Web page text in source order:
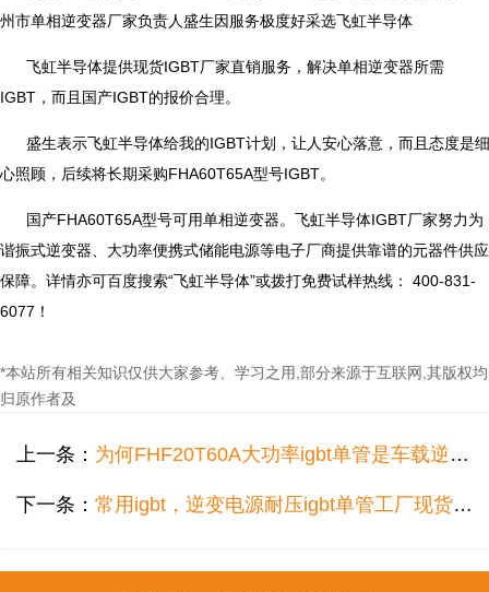
州市单相逆变器厂家负责人盛生因服务极度好采选飞虹半导体
飞虹半导体提供现货IGBT厂家直销服务，解决单相逆变器所需
IGBT，而且国产IGBT的报价合理。
盛生表示飞虹半导体给我的IGBT计划，让人安心落意，而且态度是细
心照顾，后续将长期采购FHA60T65A型号IGBT。
国产FHA60T65A型号可用单相逆变器。飞虹半导体IGBT厂家努力为
谐振式逆变器、大功率便携式储能电源等电子厂商提供靠谱的元器件供应
保障。详情亦可百度搜索“飞虹半导体”或拨打免费试样热线： 400-831-
6077！
*本站所有相关知识仅供大家参考、学习之用,部分来源于互联网,其版权均
归原作者及
上一条： 为何FHF20T60A大功率igbt单管是车载逆变器电路的理想选择
下一条： 常用igbt，逆变电源耐压igbt单管工厂现货怎么选型？